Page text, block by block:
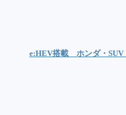
e:HEV搭載 ホンダ・